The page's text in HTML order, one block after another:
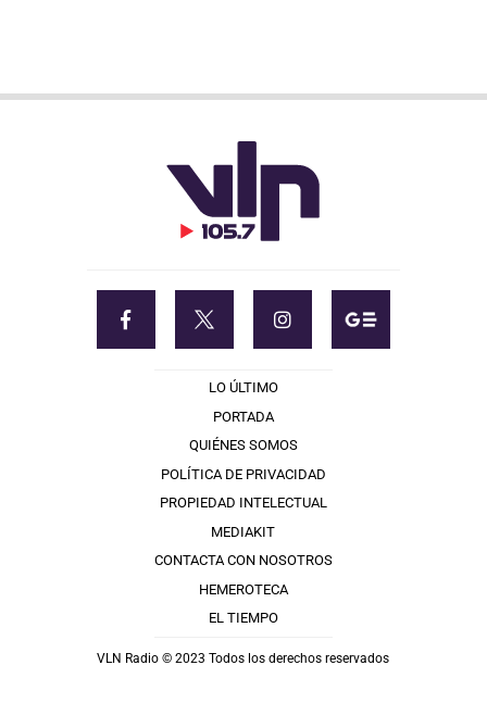
LO ÚLTIMO
PORTADA
QUIÉNES SOMOS
POLÍTICA DE PRIVACIDAD
PROPIEDAD INTELECTUAL
MEDIAKIT
CONTACTA CON NOSOTROS
HEMEROTECA
EL TIEMPO
VLN Radio © 2023 Todos los derechos reservados